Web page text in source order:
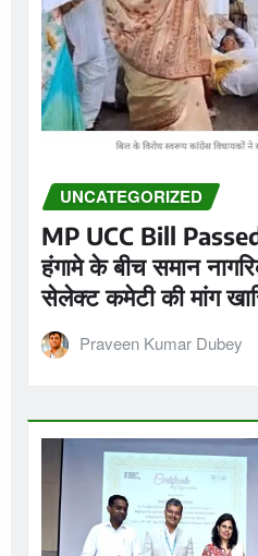
UNCATEGORIZED
MP UCC Bill
हंगामे के बीच समान
सेलेक्ट कमेटी की मांग
Praveen Kumar Dubey